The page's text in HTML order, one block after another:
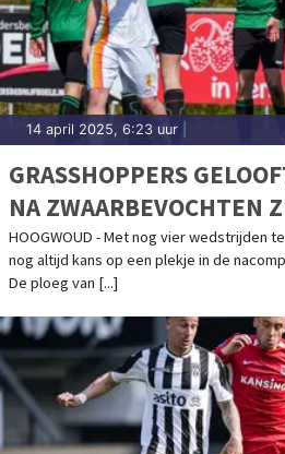
14 april 2025, 6:23 uur
GRASSHOPPERS
NA ZWAARBEVOCHTEN
UNITED
HOOGWOUD - Met nog vier wedstrijden
nog altijd kans op een plekje in de
De ploeg van [...]